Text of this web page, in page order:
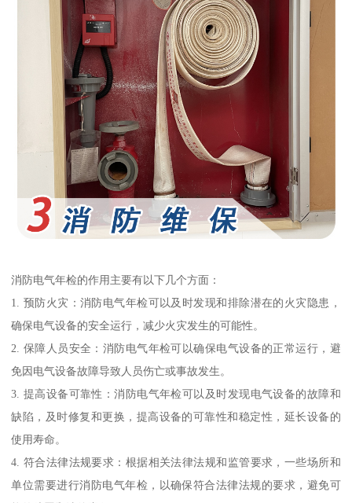
消防电气年检的作用主要有以下几个方面：
1. 预防火灾：消防电气年检可以及时发现和排除潜在的火灾隐患，
确保电气设备的安全运行，减少火灾发生的可能性。
2. 保障人员安全：消防电气年检可以确保电气设备的正常运行，避
免因电气设备故障导致人员伤亡或事故发生。
3. 提高设备可靠性：消防电气年检可以及时发现电气设备的故障和
缺陷，及时修复和更换，提高设备的可靠性和稳定性，延长设备的
使用寿命。
4. 符合法律法规要求：根据相关法律法规和监管要求，一些场所和
单位需要进行消防电气年检，以确保符合法律法规的要求，避免可